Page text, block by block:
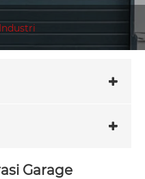
Garage